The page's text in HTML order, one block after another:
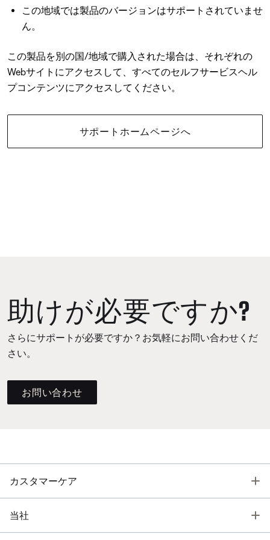
この地域では製品のバージョンはサポートされていませ
ん。
この製品を別の国/地域で購入された場合は、それぞれの
Webサイトにアクセスして、すべてのセルフサービスヘル
プコンテンツにアクセスしてください。
サポートホームページへ
助けが必要ですか?
さらにサポートが必要ですか？お気軽にお問い合わせくだ
さい。
お問い合わせ
カスタマーケア
当社